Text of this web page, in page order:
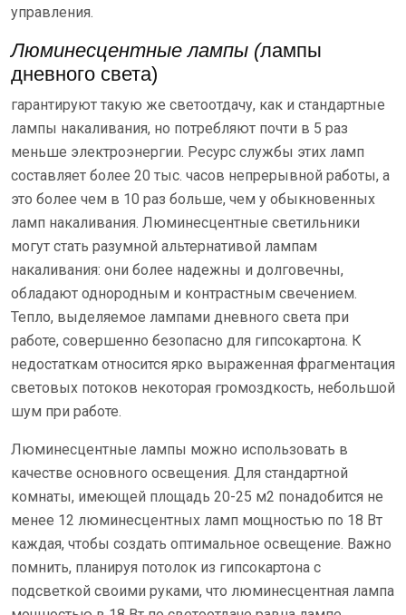
управления.
Люминесцентные лампы (лампы
дневного света)
гарантируют такую же светоотдачу, как и стандартные
лампы накаливания, но потребляют почти в 5 раз
меньше электроэнергии. Ресурс службы этих ламп
составляет более 20 тыс. часов непрерывной работы, а
это более чем в 10 раз больше, чем у обыкновенных
ламп накаливания. Люминесцентные светильники
могут стать разумной альтернативой лампам
накаливания: они более надежны и долговечны,
обладают однородным и контрастным свечением.
Тепло, выделяемое лампами дневного света при
работе, совершенно безопасно для гипсокартона. К
недостаткам относится ярко выраженная фрагментация
световых потоков некоторая громоздкость, небольшой
шум при работе.
Люминесцентные лампы можно использовать в
качестве основного освещения. Для стандартной
комнаты, имеющей площадь 20-25 м2 понадобится не
менее 12 люминесцентных ламп мощностью по 18 Вт
каждая, чтобы создать оптимальное освещение. Важно
помнить, планируя потолок из гипсокартона с
подсветкой своими руками, что люминесцентная лампа